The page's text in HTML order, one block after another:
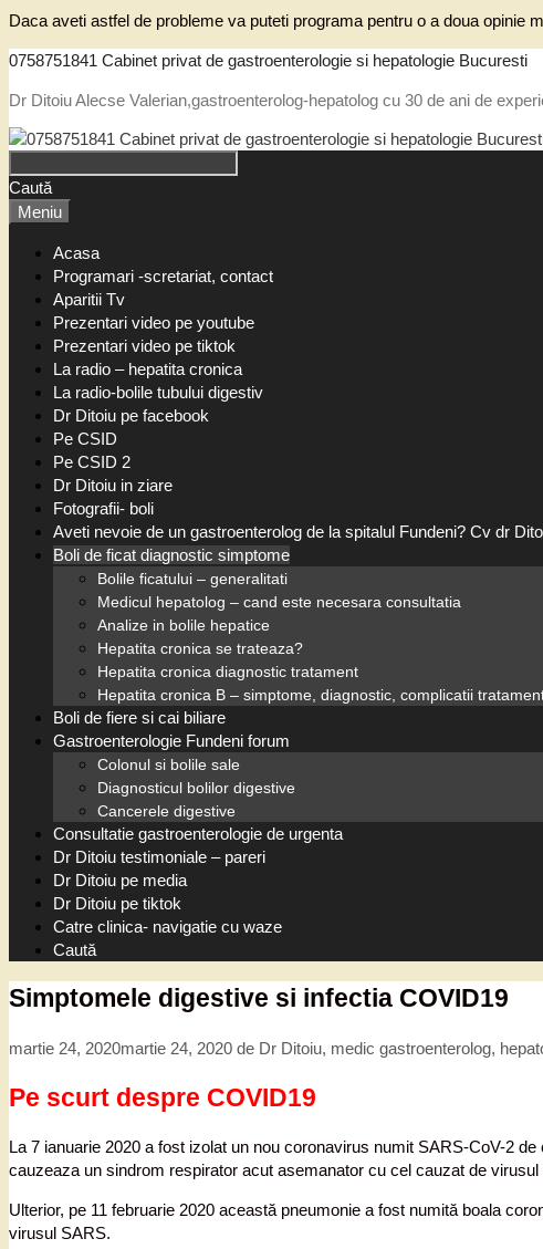
Daca aveti astfel de probleme va puteti programa pentru o a doua opinie
0758751841 Cabinet privat de gastroenterologie si hepatologie Bucuresti
Dr Ditoiu Alecse Valerian,gastroenterolog-hepatolog cu 30 de ani de
Caută
Meniu
Acasa
Programari -scretariat, contact
Aparitii Tv
Prezentari video pe youtube
Prezentari video pe tiktok
La radio – hepatita cronica
La radio-bolile tubului digestiv
Dr Ditoiu pe facebook
Pe CSID
Pe CSID 2
Dr Ditoiu in ziare
Fotografii- boli
Aveti nevoie de un gastroenterolog de la spitalul Fundeni? Cv dr
Boli de ficat diagnostic simptome
Bolile ficatului – generalitati
Medicul hepatolog – cand este necesara consultatia
Analize in bolile hepatice
Hepatita cronica se trateaza?
Hepatita cronica diagnostic tratament
Hepatita cronica B – simptome, diagnostic, complicatii
Boli de fiere si cai biliare
Gastroenterologie Fundeni forum
Colonul si bolile sale
Diagnosticul bolilor digestive
Cancerele digestive
Consultatie gastroenterologie de urgenta
Dr Ditoiu testimoniale – pareri
Dr Ditoiu pe media
Dr Ditoiu pe tiktok
Catre clinica- navigatie cu waze
Caută
Simptomele digestive si infectia COVID19
martie 24, 2020martie 24, 2020 de Dr Ditoiu, medic gastroenterolog,
Pe scurt despre COVID19
La 7 ianuarie 2020 a fost izolat un nou coronavirus numit SARS-CoV-2
cauzeaza un sindrom respirator acut asemanator cu cel cauzat de
Ulterior, pe 11 februarie 2020 această pneumonie a fost numită boala
virusul SARS.